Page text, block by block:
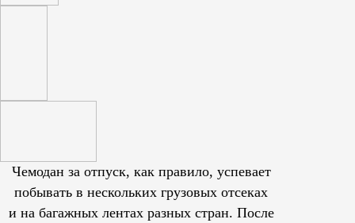
Чемодан за отпуск, как правило, успевает
побывать в нескольких грузовых отсеках
и на багажных лентах разных стран. После